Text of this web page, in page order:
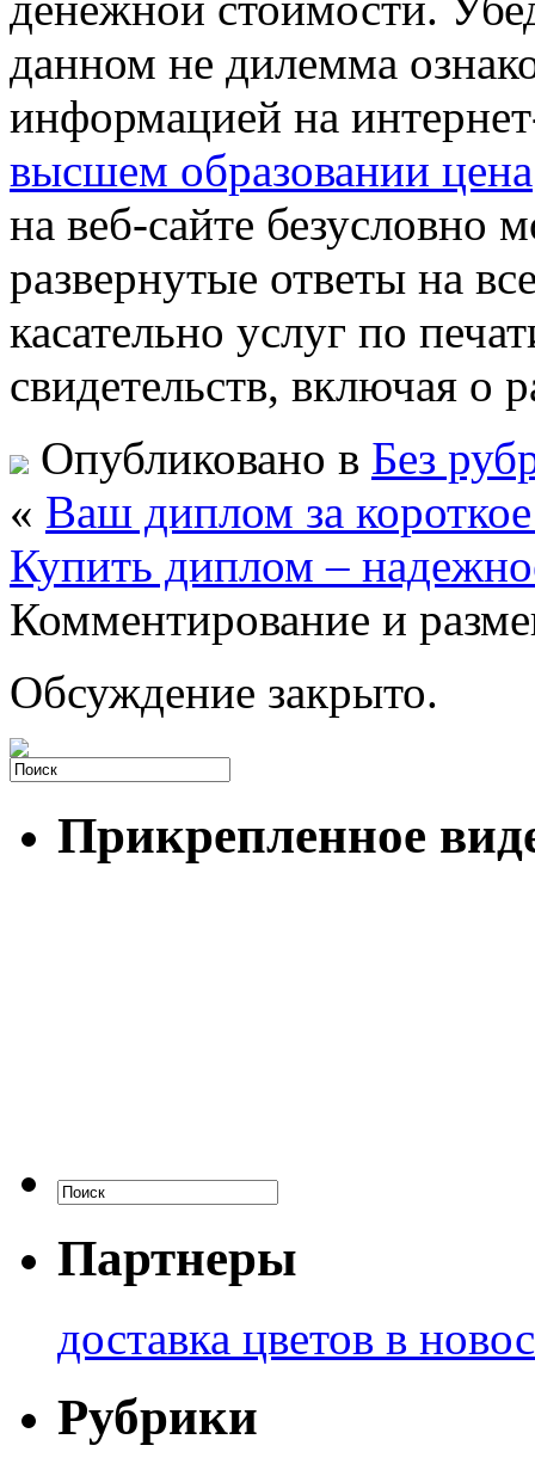
данном не дилемма
информацией на
высшем образовании цена
на веб-сайте безусловно
развернутые ответы на
касательно услуг по
свидетельств, включая о
Опубликовано в Без
« Ваш диплом за
Купить диплом –
Комментирование и
Обсуждение закрыто.
Прикрепленное
Партнеры
доставка цветов в
Рубрики